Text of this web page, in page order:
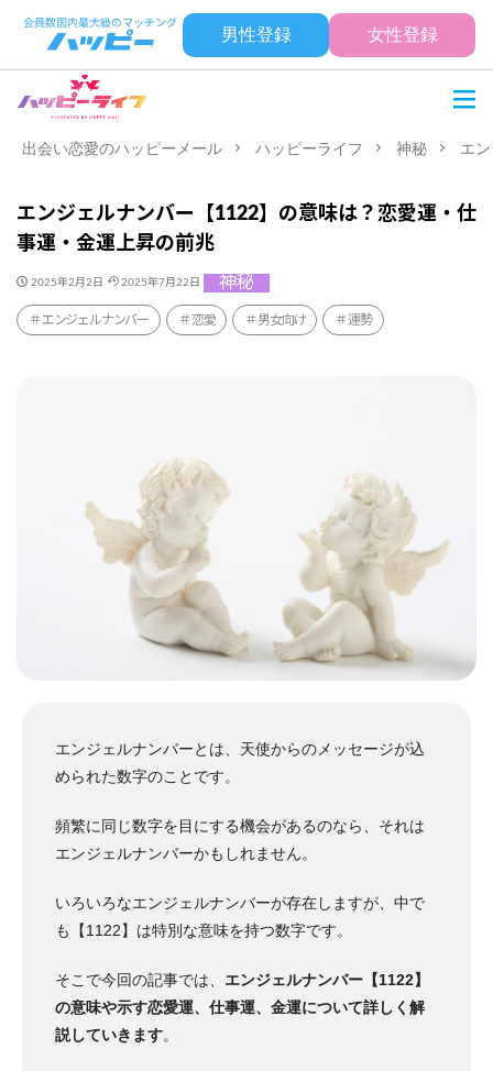
男性登録 女性登録
出会い恋愛のハッピーメール ハッピーライフ 神秘 エ
エンジェルナンバー【1122】の意味は？恋愛運・仕
事運・金運上昇の前兆
2025年2月2日 2025年7月22日 神秘
エンジェルナンバー 恋愛 男女向け 運勢
エンジェルナンバーとは、天使からのメッセージが込
められた数字のことです。
頻繁に同じ数字を目にする機会があるのなら、それは
エンジェルナンバーかもしれません。
いろいろなエンジェルナンバーが存在しますが、中で
も【1122】は特別な意味を持つ数字です。
そこで今回の記事では、 エンジェルナンバー【1122】
の意味や示す恋愛運、仕事運、金運について詳しく解
説していきます。